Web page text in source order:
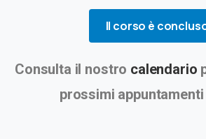
Il corso è
Consulta il nostro calendario
prossimi